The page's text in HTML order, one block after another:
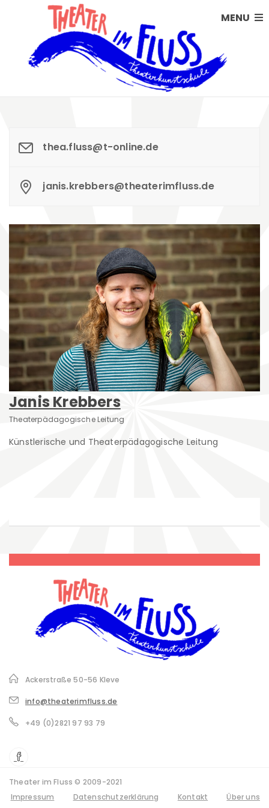
MENU
thea.fluss@t-online.de
janis.krebbers@theaterimfluss.de
Janis Krebbers
Theaterpädagogische Leitung
Künstlerische und Theaterpädagogische Leitung
Ackerstraße 50-56 Kleve
info@theaterimfluss.de
+49 (0)2821 97 93 79
Theater im Fluss © 2009-2021
Impressum
Datenschutzerklärung Kontakt Über uns